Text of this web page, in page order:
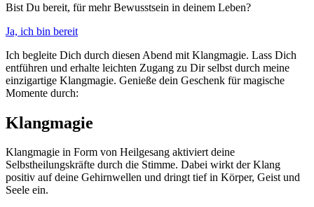
Bist Du bereit, für mehr Bewusstsein in deinem Leben?
Ja, ich bin bereit
Ich begleite Dich durch diesen Abend mit Klangmagie. Lass Dich
entführen und erhalte leichten Zugang zu Dir selbst durch meine
einzigartige Klangmagie. Genieße dein Geschenk für magische
Momente durch:
Klangmagie
Klangmagie in Form von Heilgesang aktiviert deine
Selbstheilungskräfte durch die Stimme. Dabei wirkt der Klang
positiv auf deine Gehirnwellen und dringt tief in Körper, Geist und
Seele ein.